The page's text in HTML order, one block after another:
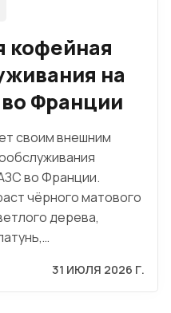
кофейная
на
Франции
своим внешним
во Франции.
чёрного матового
дерева,
31 ИЮЛЯ 2026 Г.